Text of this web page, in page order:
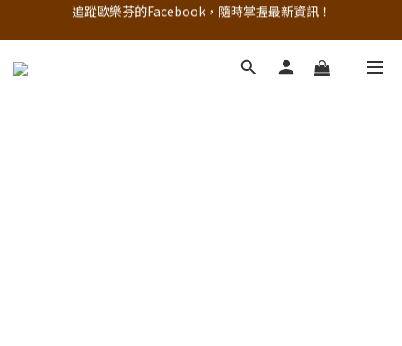
追蹤歐樂芬的Facebook，隨時掌握最新資訊！
立即加入官方 LINE 最新優惠不漏接